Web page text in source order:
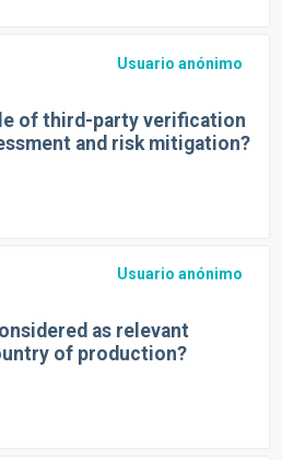
Usuario anónimo
of third-party verification
and risk mitigation?
Usuario anónimo
as relevant
of production?